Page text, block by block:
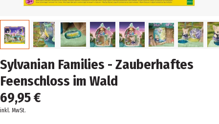
Sylvanian Families - Zauberhaftes
Feenschloss im Wald
69,95 €
inkl. MwSt.